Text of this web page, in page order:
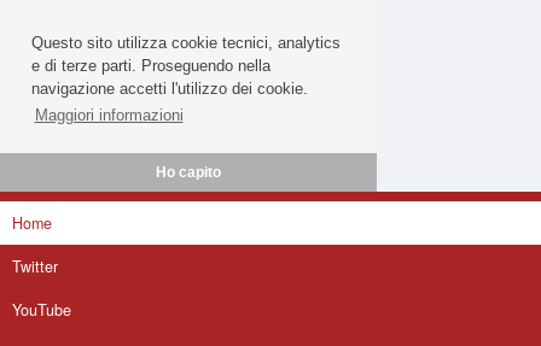
Questo sito utilizza cookie tecnici, analytics
e di terze parti. Proseguendo nella
navigazione accetti l'utilizzo dei cookie.
Maggiori informazioni
Ho capito
Home
Twitter
YouTube